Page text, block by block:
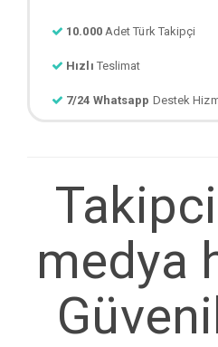
10.000 Adet Türk Takipçi
Hızlı Teslimat
7/24 Whatsapp
medya